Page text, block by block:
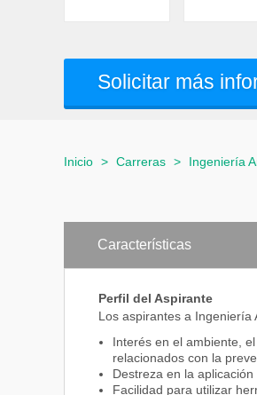
Solicitar más
Inicio > Carreras > Ingeniería
Características
Perfil del Aspirante
Los aspirantes a Ingeniería
Interés en el ambiente,
relacionados con la
Destreza en la
Facilidad para utilizar